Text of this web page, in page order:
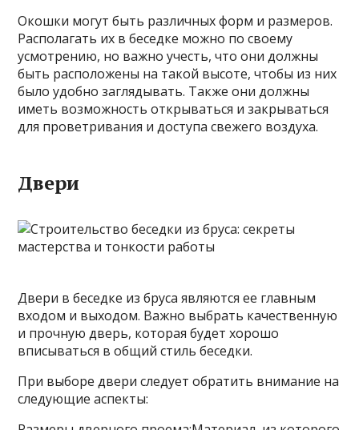
Окошки могут быть различных форм и размеров.
Располагать их в беседке можно по своему
усмотрению, но важно учесть, что они должны
быть расположены на такой высоте, чтобы из них
было удобно заглядывать. Также они должны
иметь возможность открываться и закрываться
для проветривания и доступа свежего воздуха.
Двери
Двери в беседке из бруса являются ее главным
входом и выходом. Важно выбрать качественную
и прочную дверь, которая будет хорошо
вписываться в общий стиль беседки.
При выборе двери следует обратить внимание на
следующие аспекты: